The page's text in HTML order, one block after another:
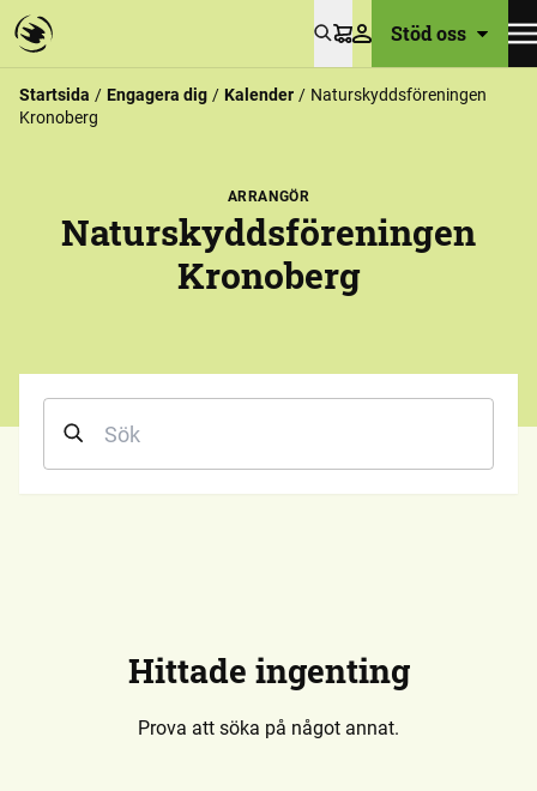
VarukorgStöd oss
Startsida Engagera dig Kalender
Naturskyddsföreningen
Kronoberg
ARRANGÖR
Naturskyddsföreningen
Kronoberg
Hittade ingenting
Prova att söka på något annat.